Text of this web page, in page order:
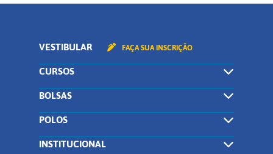
VESTIBULAR FAÇA SUA INSCRIÇÃO
CURSOS
BOLSAS
POLOS
INSTITUCIONAL